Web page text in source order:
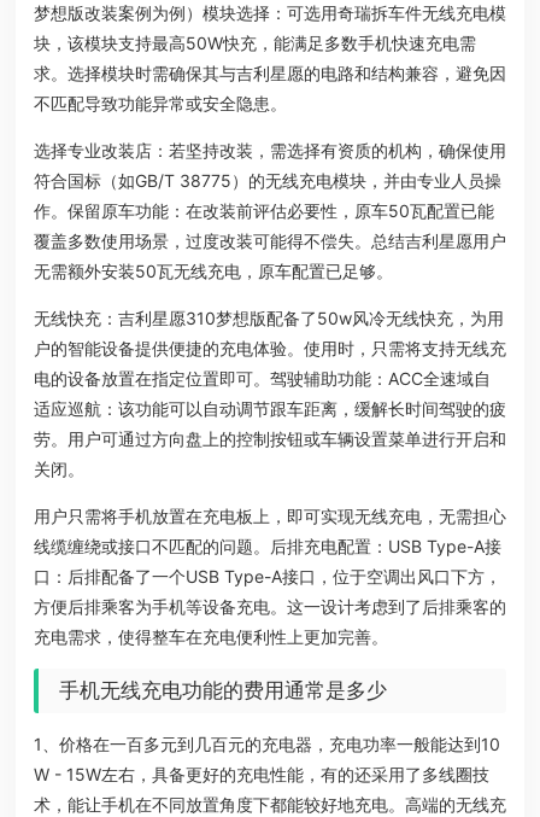
梦想版改装案例为例）模块选择：可选用奇瑞拆车件无线充电模
块，该模块支持最高50W快充，能满足多数手机快速充电需
求。选择模块时需确保其与吉利星愿的电路和结构兼容，避免因
不匹配导致功能异常或安全隐患。
选择专业改装店：若坚持改装，需选择有资质的机构，确保使用
符合国标（如GB/T 38775）的无线充电模块，并由专业人员操
作。保留原车功能：在改装前评估必要性，原车50瓦配置已能
覆盖多数使用场景，过度改装可能得不偿失。总结吉利星愿用户
无需额外安装50瓦无线充电，原车配置已足够。
无线快充：吉利星愿310梦想版配备了50w风冷无线快充，为用
户的智能设备提供便捷的充电体验。使用时，只需将支持无线充
电的设备放置在指定位置即可。驾驶辅助功能：ACC全速域自
适应巡航：该功能可以自动调节跟车距离，缓解长时间驾驶的疲
劳。用户可通过方向盘上的控制按钮或车辆设置菜单进行开启和
关闭。
用户只需将手机放置在充电板上，即可实现无线充电，无需担心
线缆缠绕或接口不匹配的问题。后排充电配置：USB Type-A接
口：后排配备了一个USB Type-A接口，位于空调出风口下方，
方便后排乘客为手机等设备充电。这一设计考虑到了后排乘客的
充电需求，使得整车在充电便利性上更加完善。
手机无线充电功能的费用通常是多少
1、价格在一百多元到几百元的充电器，充电功率一般能达到10
W - 15W左右，具备更好的充电性能，有的还采用了多线圈技
术，能让手机在不同放置角度下都能较好地充电。高端的无线充